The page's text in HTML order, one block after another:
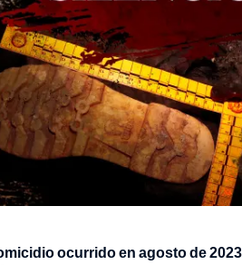
ocurrido en agosto de